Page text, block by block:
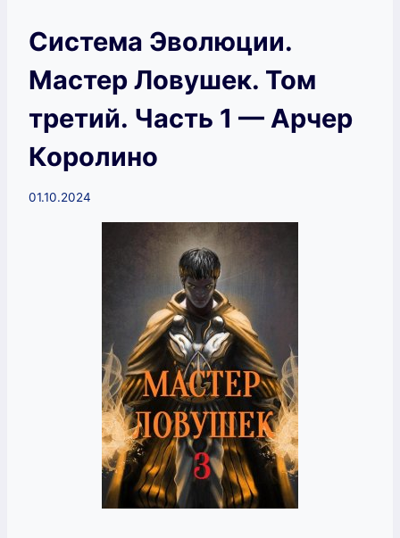
Система Эволюции.
Мастер Ловушек. Том
третий. Часть 1 — Арчер
Королино
01.10.2024